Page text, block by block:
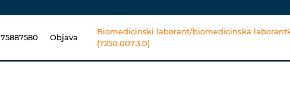
75887580 Objava
Biomedicinski laborant/biomedicinska
(7250.007.3.0)